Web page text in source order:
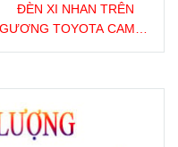
ĐÈN XI NHAN TRÊN
GƯƠNG TOYOTA CAMRY